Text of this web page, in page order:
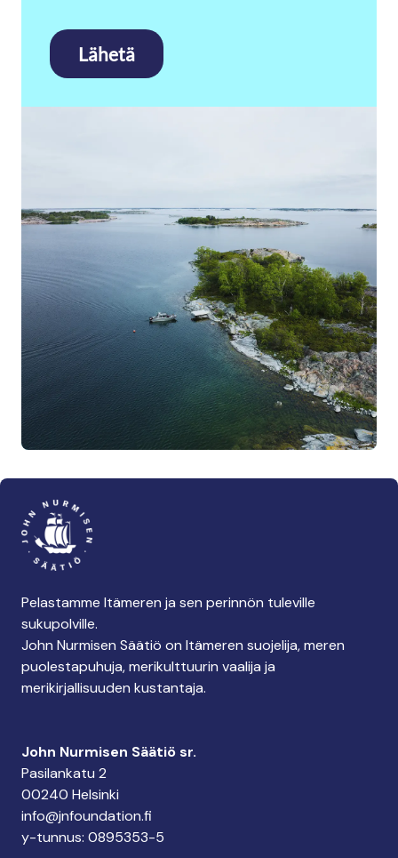
Lähetä
Pelastamme Itämeren ja sen perinnön tuleville
sukupolville.
John Nurmisen Säätiö on Itämeren suojelija, meren
puolestapuhuja, merikulttuurin vaalija ja
merikirjallisuuden kustantaja.
John Nurmisen Säätiö sr.
Pasilankatu 2
00240 Helsinki
info@jnfoundation.fi
y-tunnus: 0895353-5